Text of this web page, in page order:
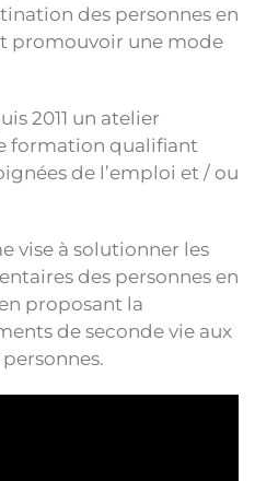
des personnes en
promouvoir une mode
2011 un atelier
formation qualifiant
de l’emploi et / ou
vise à solutionner les
des personnes en
proposant la
de seconde vie aux